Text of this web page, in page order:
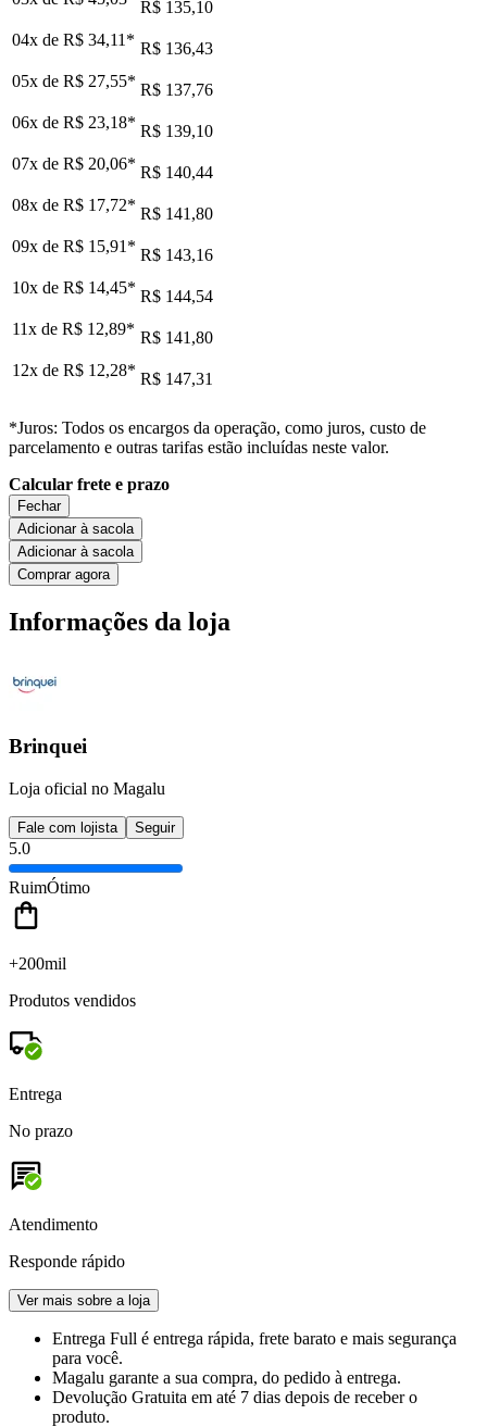
R$ 135,10
04x de R$ 34,11 * R$ 136,43
05x de R$ 27,55* R$ 137,76
06x de R$ 23,18* R$ 139,10
07x de R$ 20,06* R$ 140,44
08x de R$ 17,72* R$ 141,80
09x de R$ 15,91 * R$ 143,16
10x de R$ 14,45* R$ 144,54
11x de R$ 12,89* R$ 141,80
12x de R$ 12,28* R$ 147,31
*Juros: Todos os encargos da operação, como juros, custo de
parcelamento e outras tarifas estão incluídas neste valor.
Calcular frete e prazo
Fechar
Adicionar à sacola
Adicionar à sacola
Comprar agora
Informações da loja
Brinquei
Loja oficial no Magalu
Fale com lojista Seguir
5.0
RuimÓtimo
+200mil
Produtos vendidos
Entrega
No prazo
Atendimento
Responde rápido
Ver mais sobre a loja
Entrega Full é entrega rápida, frete barato e mais segurança
para você.
Magalu garante a sua compra, do pedido à entrega.
Devolução Gratuita em até 7 dias depois de receber o
produto.